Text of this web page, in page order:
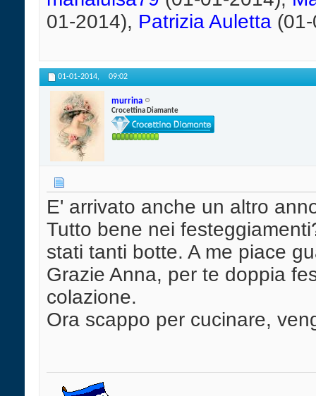
01-2014), Patrizia Auletta
01-01-2014, 09:02
murrina
Crocettina Diamante
E' arrivato anche un altro
Tutto bene nei
stati tanti botte. A me piace
Grazie Anna, per te doppia
colazione.
Ora scappo per cucinare,